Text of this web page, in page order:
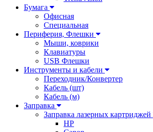
Бумага
Офисная
Специальная
Периферия, Флешки
Мыши, коврики
Клавиатуры
USB Флешки
Инструменты и кабели
Переходник/Конвертер
Кабель (шт)
Кабель (м)
Заправка
Заправка лазерных картриджей
HP